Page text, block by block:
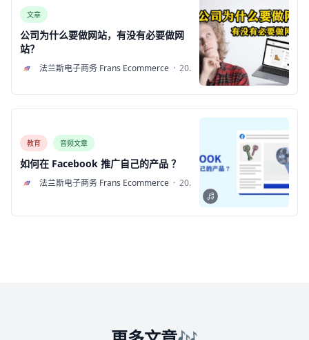
文章
公司为什么要做网站，有没有必要做网
站？
F 法兰斯电子商务 Frans Ecommerce · 2022
年7
教育 音频文章
如何在 Facebook 推广自己的产品 ？
F 法兰斯电子商务 Frans Ecommerce · 2022
年6